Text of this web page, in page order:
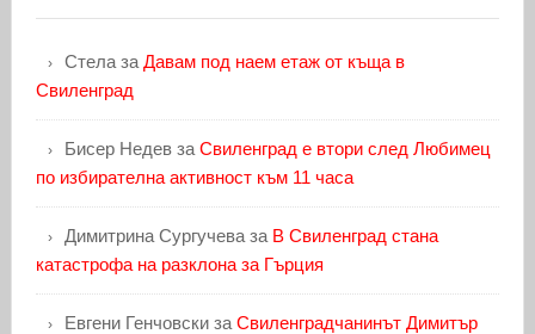
Стелаза Давам под наем етаж от къща в
Свиленград
Бисер Недевза Свиленград е втори след Любимец
по избирателна активност към 11 часа
Димитрина Сургучеваза В Свиленград стана
катастрофа на разклона за Гърция
Евгени Генчовскиза Свиленградчанинът Димитър